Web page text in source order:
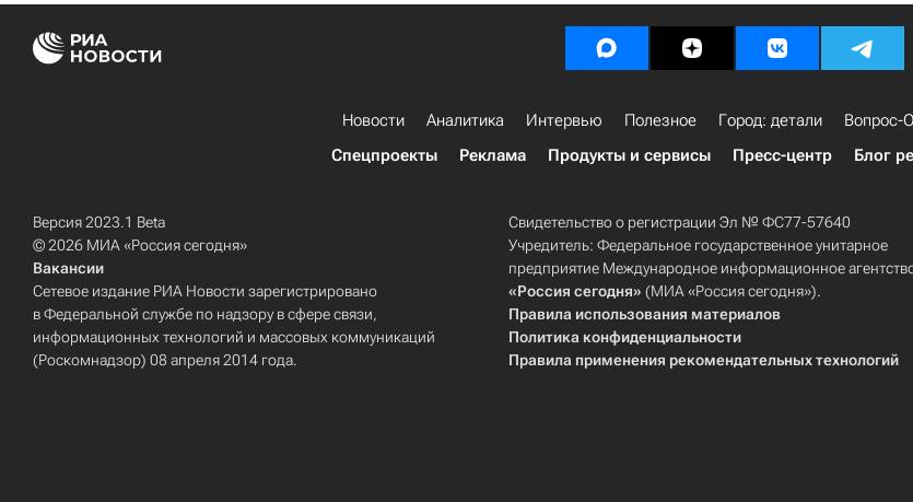
Новости Аналитика Интервью Полезное Город: детали Вопрос-
Спецпроекты
Реклама Продукты и сервисы Пресс-центр Блог
Версия 2023.1 Beta
© 2026 МИА «Россия сегодня»
Вакансии
Сетевое издание РИА Новости зарегистрировано
в Федеральной службе по надзору в сфере связи,
информационных технологий и массовых коммуникаций
(Роскомнадзор) 08 апреля 2014 года.
Свидетельство о регистрации Эл № ФС77-57640
Учредитель: Федеральное государственное унитарное
предприятие Международное информационное
«Россия сегодня» (МИА «Россия сегодня»).
Правила использования материалов
Политика конфиденциальности
Правила применения рекомендательных технологий